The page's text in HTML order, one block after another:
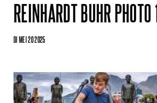
REINHARDT BUHR PHOTO 1
DI MEI 20 2025